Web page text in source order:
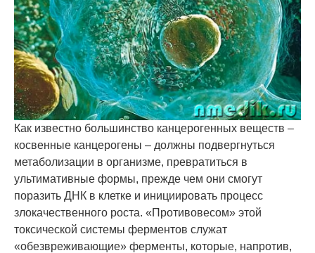
Как известно большинство канцерогенных веществ –
косвенные канцерогены – должны подвергнуться
метаболизации в организме, превратиться в
ультимативные формы, прежде чем они смогут
поразить ДНК в клетке и инициировать процесс
злокачественного роста. «Противовесом» этой
токсической системы ферментов служат
«обезвреживающие» ферменты, которые, напротив,